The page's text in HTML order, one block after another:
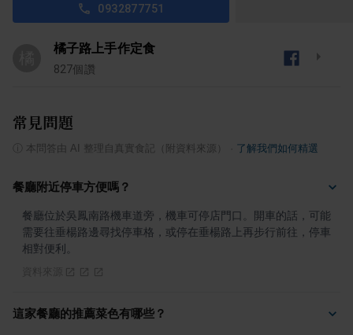
0932877751
橘子路上手作定食
827個讚
常見問題
本問答由 AI 整理自真實食記（附資料來源） 了解我們如何精選
餐廳附近停車方便嗎？
餐廳位於吳鳳南路機車道旁，機車可停店門口。開車的話，可能
需要往垂楊路邊尋找停車格，或停在垂楊路上再步行前往，停車
相對便利。
這家餐廳的推薦菜色有哪些？